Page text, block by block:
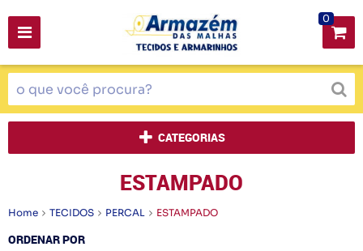
0
CATEGORIAS
ESTAMPADO
Home TECIDOS PERCAL ESTAMPADO
ORDENAR POR